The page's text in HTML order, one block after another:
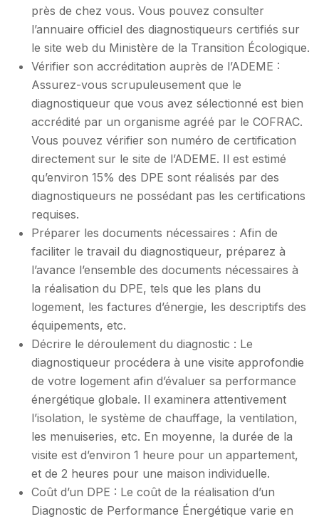
près de chez vous. Vous pouvez consulter
l’annuaire officiel des diagnostiqueurs certifiés sur
le site web du Ministère de la Transition Écologique.
Vérifier son accréditation auprès de l’ADEME :
Assurez-vous scrupuleusement que le
diagnostiqueur que vous avez sélectionné est bien
accrédité par un organisme agréé par le COFRAC.
Vous pouvez vérifier son numéro de certification
directement sur le site de l’ADEME. Il est estimé
qu’environ 15% des DPE sont réalisés par des
diagnostiqueurs ne possédant pas les certifications
requises.
Préparer les documents nécessaires : Afin de
faciliter le travail du diagnostiqueur, préparez à
l’avance l’ensemble des documents nécessaires à
la réalisation du DPE, tels que les plans du
logement, les factures d’énergie, les descriptifs des
équipements, etc.
Décrire le déroulement du diagnostic : Le
diagnostiqueur procédera à une visite approfondie
de votre logement afin d’évaluer sa performance
énergétique globale. Il examinera attentivement
l’isolation, le système de chauffage, la ventilation,
les menuiseries, etc. En moyenne, la durée de la
visite est d’environ 1 heure pour un appartement,
et de 2 heures pour une maison individuelle.
Coût d’un DPE : Le coût de la réalisation d’un
Diagnostic de Performance Énergétique varie en